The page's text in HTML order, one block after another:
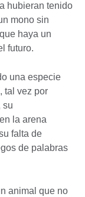
hubieran tenido
mono sin
haya un
futuro.
una especie
tal vez por
su
la arena
falta de
de palabras
animal que no